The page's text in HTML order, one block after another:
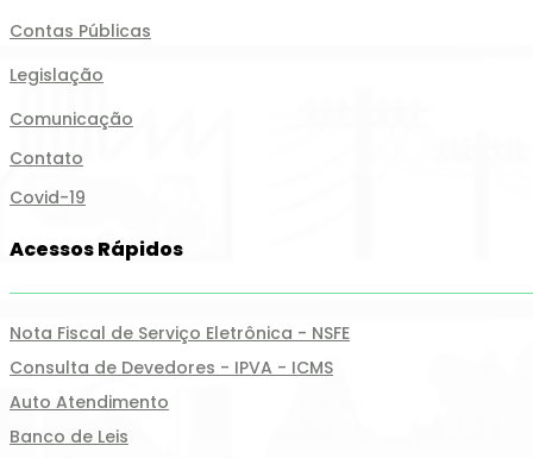
Contas Públicas
Legislação
Comunicação
Contato
Covid-19
Acessos Rápidos
Nota Fiscal de Serviço Eletrônica - NSFE
Consulta de Devedores - IPVA - ICMS
Auto Atendimento
Banco de Leis